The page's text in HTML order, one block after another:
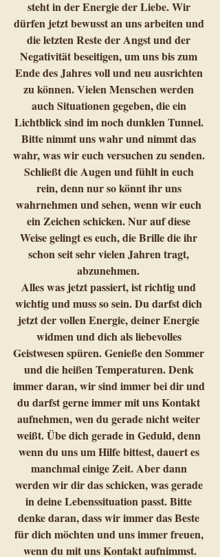
steht in der Energie der Liebe. Wir
dürfen jetzt bewusst an uns arbeiten und
die letzten Reste der Angst und der
Negativität beseitigen, um uns bis zum
Ende des Jahres voll und neu ausrichten
zu können. Vielen Menschen werden
auch Situationen gegeben, die ein
Lichtblick sind im noch dunklen Tunnel.
Bitte nimmt uns wahr und nimmt das
wahr, was wir euch versuchen zu senden.
Schließt die Augen und fühlt in euch
rein, denn nur so könnt ihr uns
wahrnehmen und sehen, wenn wir euch
ein Zeichen schicken. Nur auf diese
Weise gelingt es euch, die Brille die ihr
schon seit sehr vielen Jahren tragt,
abzunehmen.
Alles was jetzt passiert, ist richtig und
wichtig und muss so sein. Du darfst dich
jetzt der vollen Energie, deiner Energie
widmen und dich als liebevolles
Geistwesen spüren. Genieße den Sommer
und die heißen Temperaturen. Denk
immer daran, wir sind immer bei dir und
du darfst gerne immer mit uns Kontakt
aufnehmen, wen du gerade nicht weiter
weißt. Übe dich gerade in Geduld, denn
wenn du uns um Hilfe bittest, dauert es
manchmal einige Zeit. Aber dann
werden wir dir das schicken, was gerade
in deine Lebenssituation passt. Bitte
denke daran, dass wir immer das Beste
für dich möchten und uns immer freuen,
wenn du mit uns Kontakt aufnimmst.